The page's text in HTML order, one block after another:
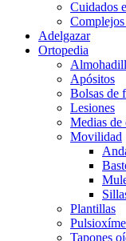
Cuidados
Adelgazar
Ortopedia
Apósitos
Bolsas de
Lesiones
Medias de
Movilidad
Plantillas
Tapones